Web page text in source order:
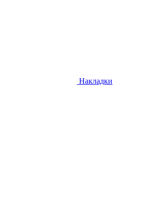
Накладки